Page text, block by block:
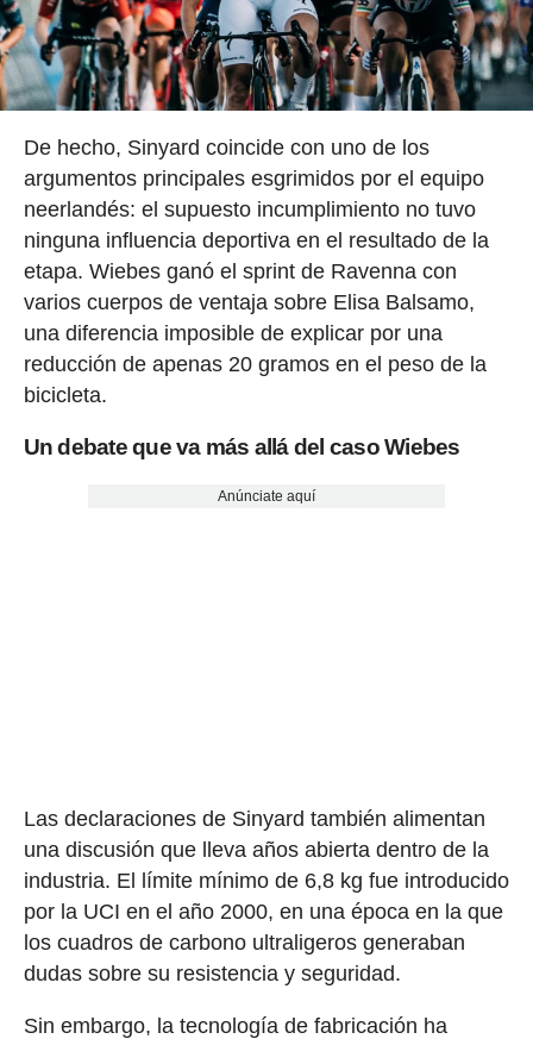
De hecho, Sinyard coincide con uno de los
argumentos principales esgrimidos por el equipo
neerlandés: el supuesto incumplimiento no tuvo
ninguna influencia deportiva en el resultado de la
etapa. Wiebes ganó el sprint de Ravenna con
varios cuerpos de ventaja sobre Elisa Balsamo,
una diferencia imposible de explicar por una
reducción de apenas 20 gramos en el peso de la
bicicleta.
Un debate que va más allá del caso Wiebes
Anúnciate aquí
Las declaraciones de Sinyard también alimentan
una discusión que lleva años abierta dentro de la
industria. El límite mínimo de 6,8 kg fue introducido
por la UCI en el año 2000, en una época en la que
los cuadros de carbono ultraligeros generaban
dudas sobre su resistencia y seguridad.
Sin embargo, la tecnología de fabricación ha